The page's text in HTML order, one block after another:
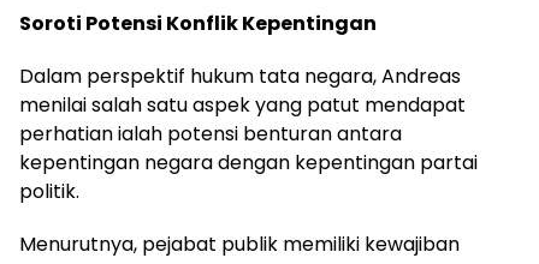
Soroti Potensi Konflik Kepentingan
Dalam perspektif hukum tata negara, Andreas
menilai salah satu aspek yang patut mendapat
perhatian ialah potensi benturan antara
kepentingan negara dengan kepentingan partai
politik.
Menurutnya, pejabat publik memiliki kewajiban